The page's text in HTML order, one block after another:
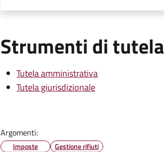
Strumenti di tutela
Tutela amministrativa
Tutela giurisdizionale
Argomenti:
Imposte Gestione rifiuti